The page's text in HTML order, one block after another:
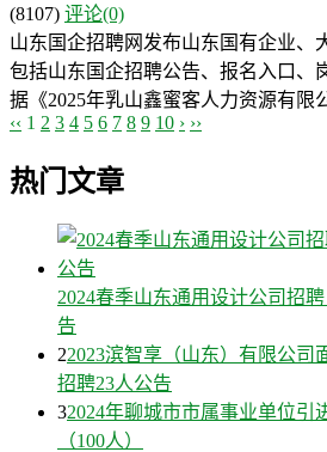
(8107) 评论(0)
山东国企招聘网发布山东国有企业、
包括山东国企招聘公告、报名入口、
据《2025年乳山鑫蜜客人力资源有
‹‹ 1 2 3 4 5 6 7 8 9 10 › ››
热门文章
2024春季山东通用设计公司招
告
22023滨智享（山东）有限公司
招聘23人公告
32024年聊城市市属事业单位引
（100人）